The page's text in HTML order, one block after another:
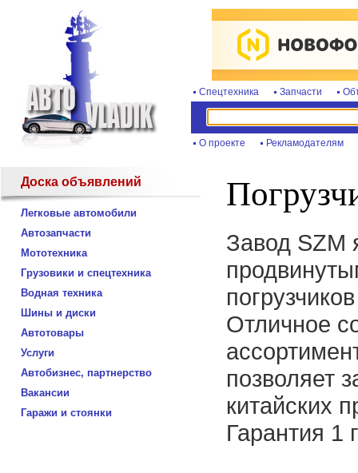
Спецтехника Запчасти
О проекте Рекламодателям
Доска объявлений
Легковые автомобили
Автозапчасти
Мототехника
Грузовики и спецтехника
Водная техника
Шины и диски
Автотовары
Услуги
Автобизнес, партнерство
Вакансии
Гаражи и стоянки
Завод SZM
Отличное
позволяет
китайских
Гарантия 1